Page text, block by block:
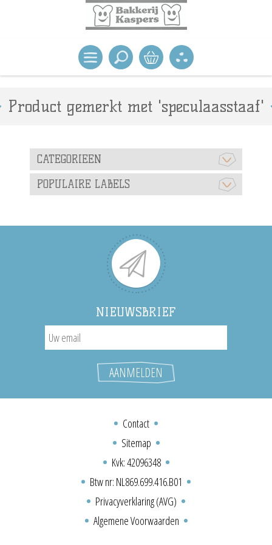
Product gemerkt met 'speculaasstaaf'
CATEGORIEEN
POPULAIRE LABELS
NIEUWSBRIEF
Contact
Sitemap
Kvk: 42096348
Btw nr: NL869.699.416.B01
Privacyverklaring (AVG)
Algemene Voorwaarden